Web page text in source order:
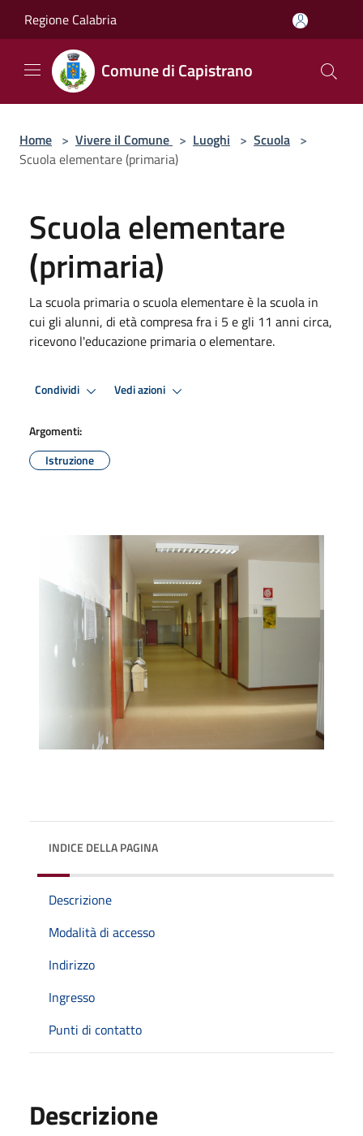
Regione Calabria
Comune di Capistrano
Home > Vivere il Comune > Luoghi > Scuola >
Scuola elementare (primaria)
Scuola elementare
(primaria)
La scuola primaria o scuola elementare è la scuola in
cui gli alunni, di età compresa fra i 5 e gli 11 anni circa,
ricevono l'educazione primaria o elementare.
Condividi Vedi azioni
Argomenti:
Istruzione
INDICE DELLA PAGINA
Descrizione
Modalità di accesso
Indirizzo
Ingresso
Punti di contatto
Descrizione